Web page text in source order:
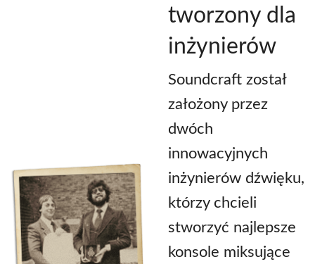
tworzony dla
inżynierów
Soundcraft został
założony przez
dwóch
innowacyjnych
inżynierów dźwięku,
którzy chcieli
stworzyć najlepsze
konsole miksujące